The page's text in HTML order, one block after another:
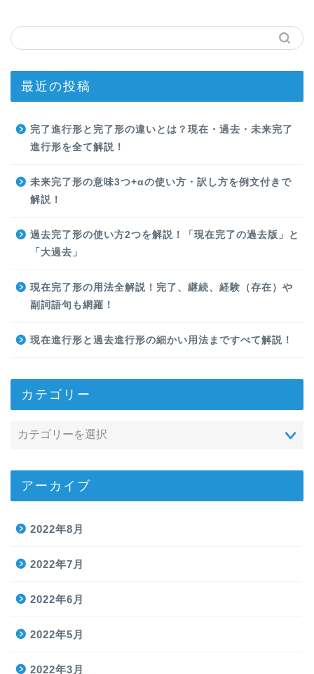
最近の投稿
完了進行形と完了形の違いとは？現在・過去・未来完了
進行形を全て解説！
未来完了形の意味3つ+αの使い方・訳し方を例文付きで
解説！
過去完了形の使い方2つを解説！「現在完了の過去版」と
「大過去」
現在完了形の用法全解説！完了、継続、経験（存在）や
副詞語句も網羅！
現在進行形と過去進行形の細かい用法まですべて解説！
カテゴリー
アーカイブ
2022年8月
2022年7月
2022年6月
2022年5月
2022年3月